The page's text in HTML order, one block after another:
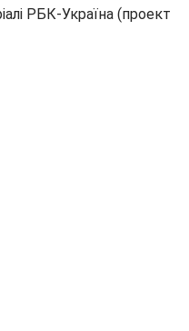
РБК-Україна (проект